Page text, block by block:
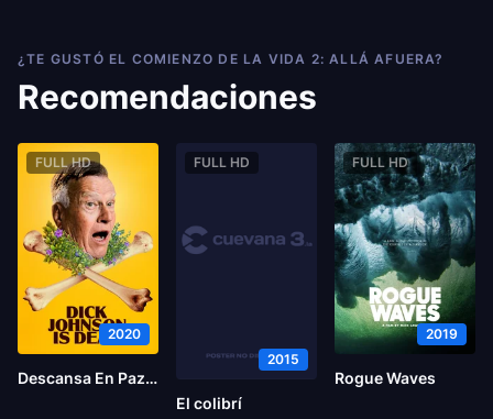
¿TE GUSTÓ EL COMIENZO DE LA VIDA 2: ALLÁ AFUERA?
Recomendaciones
FULL HD
2020
Descansa En Paz Dick Johnson
FULL HD
2015
El colibrí
FULL HD
2019
Rogue Waves